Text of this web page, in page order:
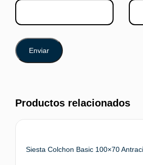
Productos relacionados
Siesta Colchon Basic 100×70